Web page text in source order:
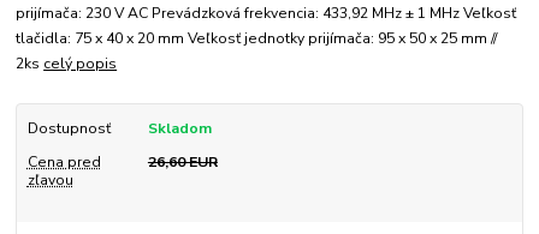
prijímača: 230 V AC Prevádzková frekvencia: 433,92 MHz ± 1 MHz Veľkosť
tlačidla: 75 x 40 x 20 mm Veľkosť jednotky prijímača: 95 x 50 x 25 mm //
2ks celý popis
Dostupnosť
Skladom
Cena pred
zľavou
26,60 EUR